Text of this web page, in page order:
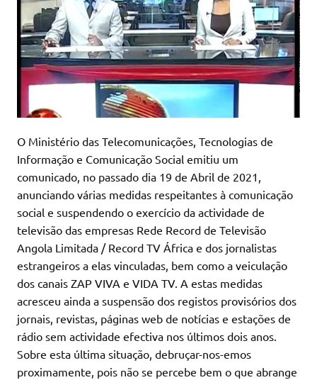
O Ministério das Telecomunicações, Tecnologias de
Informação e Comunicação Social emitiu um
comunicado, no passado dia 19 de Abril de 2021,
anunciando várias medidas respeitantes à comunicação
social e suspendendo o exercício da actividade de
televisão das empresas Rede Record de Televisão
Angola Limitada / Record TV África e dos jornalistas
estrangeiros a elas vinculadas, bem como a veiculação
dos canais ZAP VIVA e VIDA TV. A estas medidas
acresceu ainda a suspensão dos registos provisórios dos
jornais, revistas, páginas web de notícias e estações de
rádio sem actividade efectiva nos últimos dois anos.
Sobre esta última situação, debruçar-nos-emos
proximamente, pois não se percebe bem o que abrange